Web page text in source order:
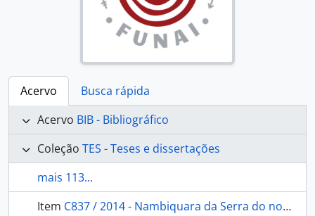
Acervo
Busca rápida
Acervo BIB - Bibliográfico
Coleção TES - Teses e dissertações
mais 113...
Item C837 / 2014 - Nambiquara da Serra do norte Aldeia sowaintê: sangue escorrendo pela folha seca